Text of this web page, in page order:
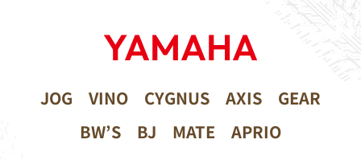
YAMAHA
JOG VINO CYGNUS AXIS
GEAR
BW’S
BJ MATE APRIO